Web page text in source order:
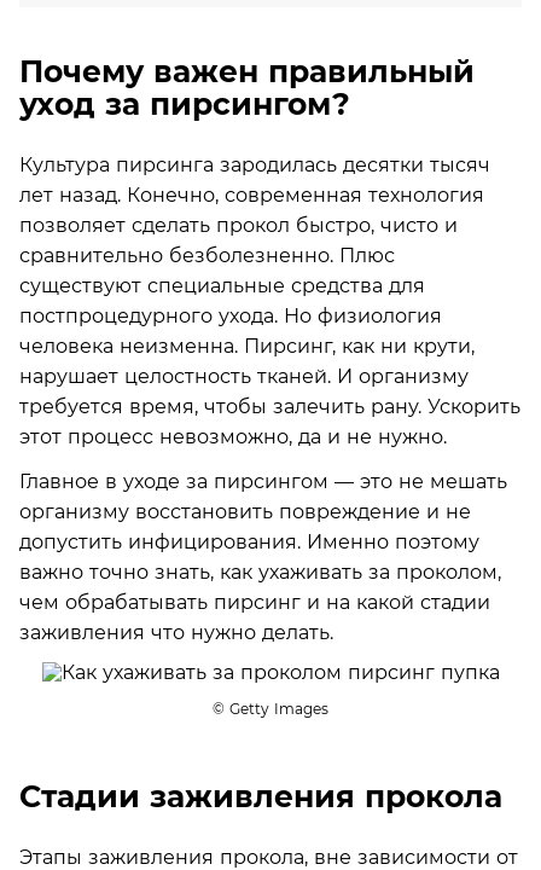
Почему важен правильный
уход за пирсингом?
Культура пирсинга зародилась десятки тысяч
лет назад. Конечно, современная технология
позволяет сделать прокол быстро, чисто и
сравнительно безболезненно. Плюс
существуют специальные средства для
постпроцедурного ухода. Но физиология
человека неизменна. Пирсинг, как ни крути,
нарушает целостность тканей. И организму
требуется время, чтобы залечить рану. Ускорить
этот процесс невозможно, да и не нужно.
Главное в уходе за пирсингом — это не мешать
организму восстановить повреждение и не
допустить инфицирования. Именно поэтому
важно точно знать, как ухаживать за проколом,
чем обрабатывать пирсинг и на какой стадии
заживления что нужно делать.
© Getty Images
Стадии заживления прокола
Этапы заживления прокола, вне зависимости от